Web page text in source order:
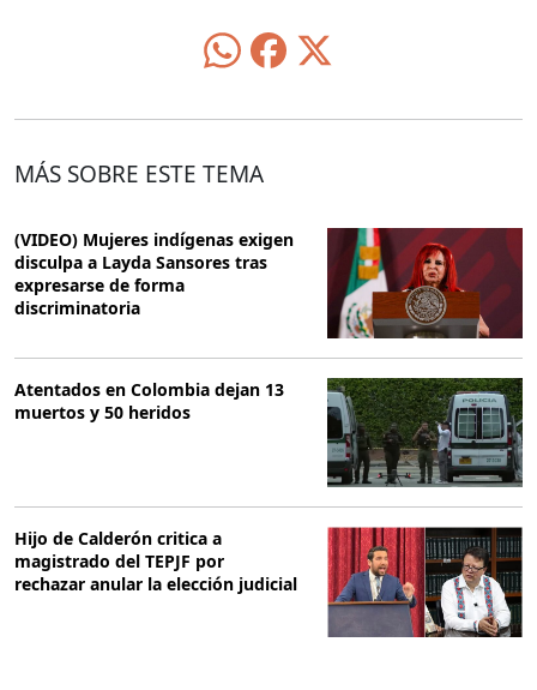
MÁS SOBRE ESTE TEMA
(VIDEO) Mujeres indígenas exigen
disculpa a Layda Sansores tras
expresarse de forma
discriminatoria
Atentados en Colombia dejan 13
muertos y 50 heridos
Hijo de Calderón critica a
magistrado del TEPJF por
rechazar anular la elección judicial